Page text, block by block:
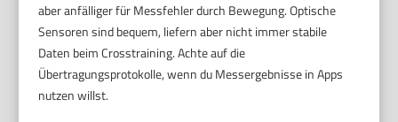
aber anfälliger für Messfehler durch Bewegung. Optische
Sensoren sind bequem, liefern aber nicht immer stabile
Daten beim Crosstraining. Achte auf die
Übertragungsprotokolle, wenn du Messergebnisse in Apps
nutzen willst.